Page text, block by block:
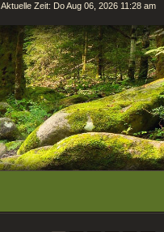
Aktuelle Zeit: Do Aug 06, 2026 11:28 am